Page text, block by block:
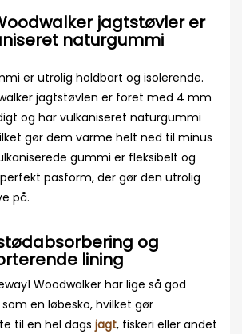
jagtstøvler er
naturgummi
er utrolig holdbart og isolerende.
jagtstøvlen er foret med 4 mm
og har vulkaniseret naturgummi
gør dem varme helt ned til minus
gummi er fleksibelt og
pasform, der gør den utrolig
på.
og
lining
Woodwalker har lige så god
en løbesko, hvilket gør
til en hel dags jagt, fiskeri eller andet